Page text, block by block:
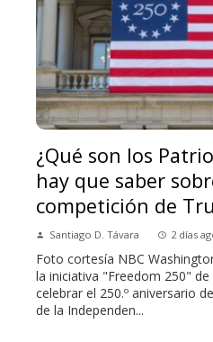
¿Qué son los
hay que saber
competición de
Santiago D. Távara 2 días
Foto cortesía NBC
la iniciativa "Freedom 250"
celebrar el 250.º aniversario
de la Independen...